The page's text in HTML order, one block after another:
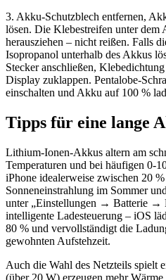
3. Akku-Schutzblech entfernen,
lösen. Die Klebestreifen unter dem
herausziehen – nicht reißen. Falls
Isopropanol unterhalb des Akkus
Stecker anschließen,
Display zuklappen. Pentalobe-
einschalten und Akku auf 100 %
Tipps für eine lange
Lithium-Ionen-Akkus altern am
Temperaturen und bei häufigen 0-
iPhone idealerweise zwischen 20
Sonneneinstrahlung im Sommer
unter „Einstellungen → Batterie →
intelligente Ladesteuerung – iOS
80 % und vervollständigt die
gewohnten Aufstehzeit.
Auch die Wahl des Netzteils spielt
(über 20 W) erzeugen mehr